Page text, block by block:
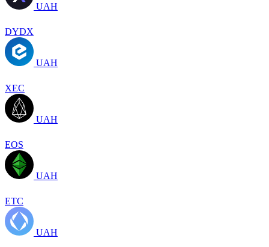
UAH
DYDX
UAH
XEC
UAH
EOS
UAH
ETC
UAH